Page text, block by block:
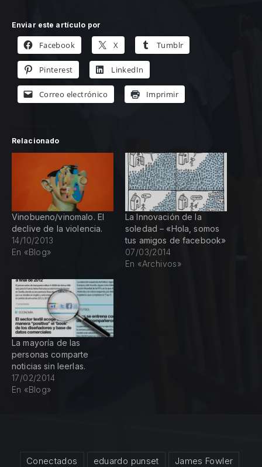
Enviar este artículo por
Facebook X Tumblr
Pinterest LinkedIn
Correo electrónico Imprimir
Relacionado
Vinobueno/vinomalo. El
declive de la violencia.
14/10/2013
En «Blog»
La Innovación de la
soledad – «Hola, somos
tus amigos de facebook»
07/03/2014
En «Archivos»
La mayoría de las
personas comparte
noticias sin leerlas.
17/02/2014
En «Blog»
Conectados eduardo punset James Fowler